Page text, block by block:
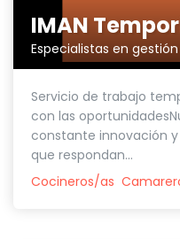
IMAN
Especialistas en
Servicio de trabajo
con las
constante innovación
que respondan...
Cocineros/as